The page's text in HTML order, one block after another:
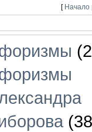
[ Начало